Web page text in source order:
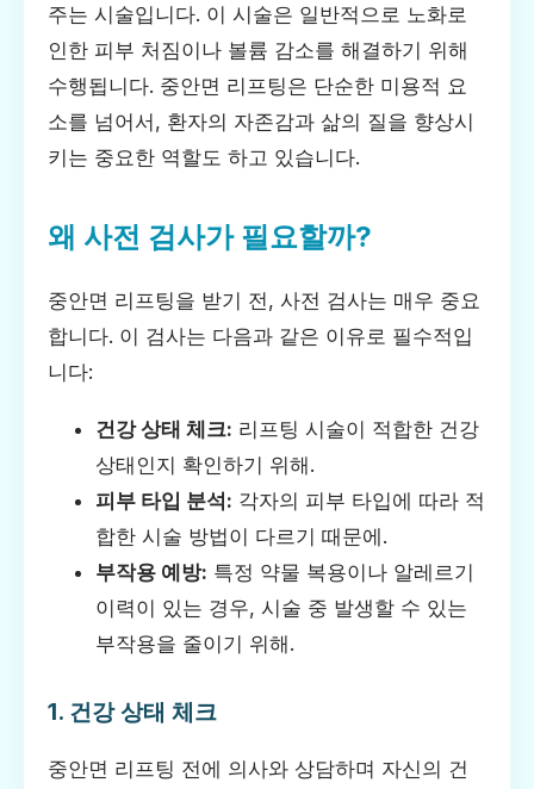
주는 시술입니다. 이 시술은 일반적으로 노화로
인한 피부 처짐이나 볼륨 감소를 해결하기 위해
수행됩니다. 중안면 리프팅은 단순한 미용적 요
소를 넘어서, 환자의 자존감과 삶의 질을 향상시
키는 중요한 역할도 하고 있습니다.
왜 사전 검사가 필요할까?
중안면 리프팅을 받기 전, 사전 검사는 매우 중요
합니다. 이 검사는 다음과 같은 이유로 필수적입
니다:
건강 상태 체크: 리프팅 시술이 적합한 건강
상태인지 확인하기 위해.
피부 타입 분석: 각자의 피부 타입에 따라 적
합한 시술 방법이 다르기 때문에.
부작용 예방: 특정 약물 복용이나 알레르기
이력이 있는 경우, 시술 중 발생할 수 있는
부작용을 줄이기 위해.
1. 건강 상태 체크
중안면 리프팅 전에 의사와 상담하며 자신의 건